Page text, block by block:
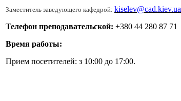
Заместитель заведующего кафедрой: kiselev@cad.kiev.ua
Телефон преподавательской: +380 44 280 87 71
Время работы:
Прием посетителей: з 10:00 до 17:00.